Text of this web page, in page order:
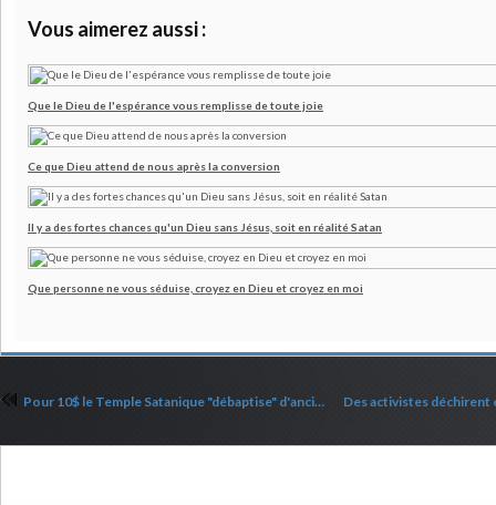
Vous aimerez aussi :
Que le Dieu de l'espérance vous remplisse de toute joie
Ce que Dieu attend de nous après la conversion
Il y a des fortes chances qu'un Dieu sans Jésus, soit en réalité Satan
Que personne ne vous séduise, croyez en Dieu et croyez en moi
Pour 10$ le Temple Satanique "débaptise" d'anciens chrétiens